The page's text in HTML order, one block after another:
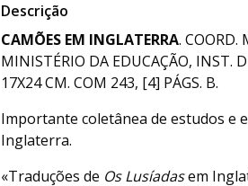
Descrição
CAMÕES EM INGLATERRA. COORD.
MINISTÉRIO DA EDUCAÇÃO, INST.
17X24 CM. COM 243, [4] PÁGS. B.
Importante coletânea de estudos e
Inglaterra.
«Traduções de Os Lusíadasem